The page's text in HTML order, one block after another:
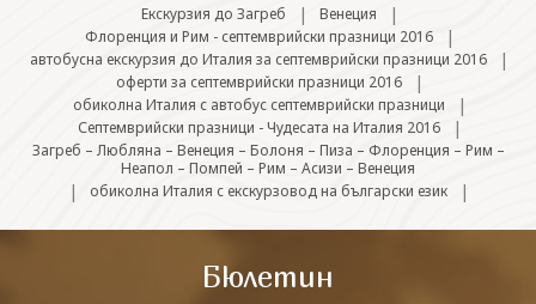
Екскурзия до Загреб | Венеция |
Флоренция и Рим - септемврийски празници 2016 |
автобусна екскурзия до Италия за септемврийски празници 2016 |
оферти за септемврийски празници 2016 |
обиколна Италия с автобус септемврийски празници |
Септемврийски празници - Чудесата на Италия 2016 |
Загреб – Любляна – Венеция – Болоня – Пиза – Флоренция – Рим –
Неапол – Помпей – Рим – Асизи – Венеция
| обиколна Италия с екскурзовод на български език |
Бюлетин